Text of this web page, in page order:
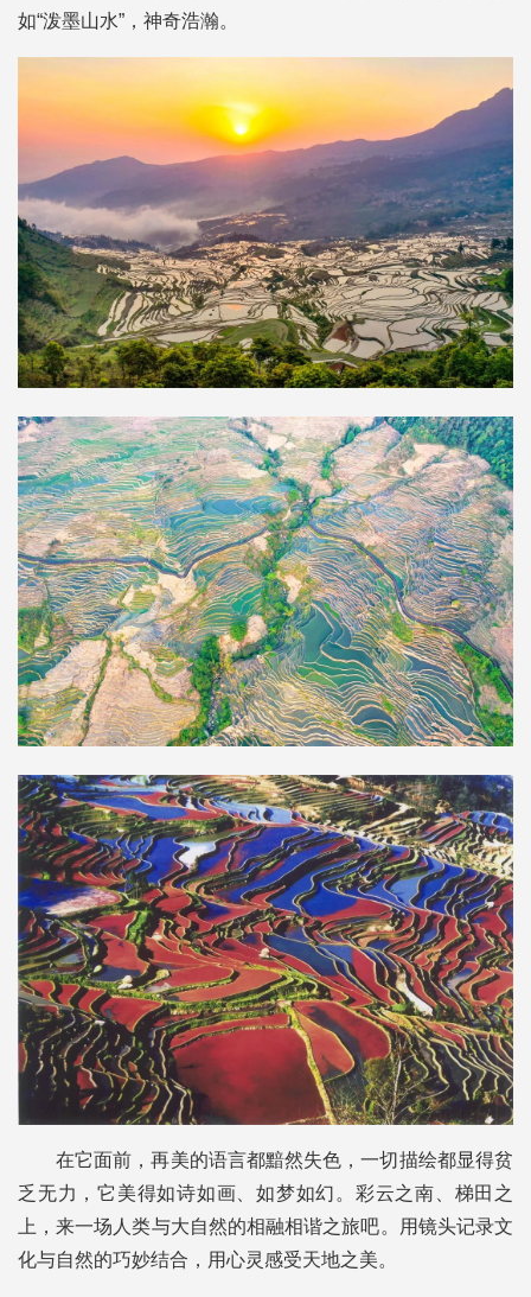
如“泼墨山水”，神奇浩瀚。
在它面前，再美的语言都黯然失色，一切描绘都显得贫
乏无力，它美得如诗如画、如梦如幻。彩云之南、梯田之
上，来一场人类与大自然的相融相谐之旅吧。用镜头记录文
化与自然的巧妙结合，用心灵感受天地之美。